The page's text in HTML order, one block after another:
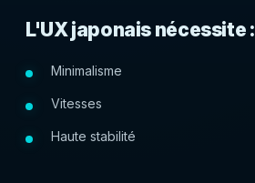
L'UX japonais nécessite :
Minimalisme
Vitesses
Haute stabilité